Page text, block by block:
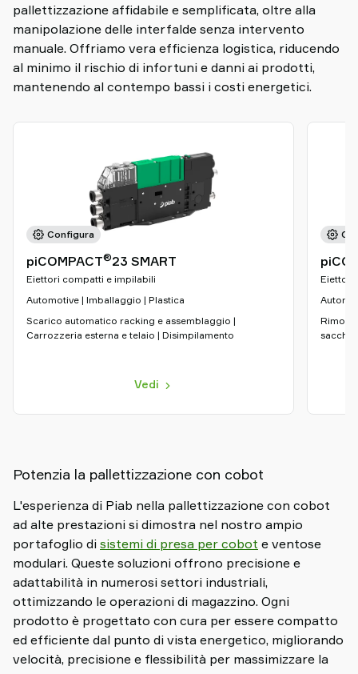
pallettizzazione affidabile e semplificata, oltre alla
manipolazione delle interfalde senza intervento
manuale. Offriamo vera efficienza logistica, riducendo
al minimo il rischio di infortuni e danni ai prodotti,
mantenendo al contempo bassi i costi energetici.
Configura
piCOMPACT®23 SMART
Eiettori compatti e impilabili
Automotive | Imballaggio | Plastica
Scarico automatico racking e assemblaggio |
Carrozzeria esterna e telaio | Disimpilamento
Vedi
Eiettori
Potenzia la pallettizzazione con cobot
L'esperienza di Piab nella pallettizzazione con cobot
ad alte prestazioni si dimostra nel nostro ampio
portafoglio di sistemi di presa per cobot e ventose
modulari. Queste soluzioni offrono precisione e
adattabilità in numerosi settori industriali,
ottimizzando le operazioni di magazzino. Ogni
prodotto è progettato con cura per essere compatto
ed efficiente dal punto di vista energetico, migliorando
velocità, precisione e flessibilità per massimizzare la